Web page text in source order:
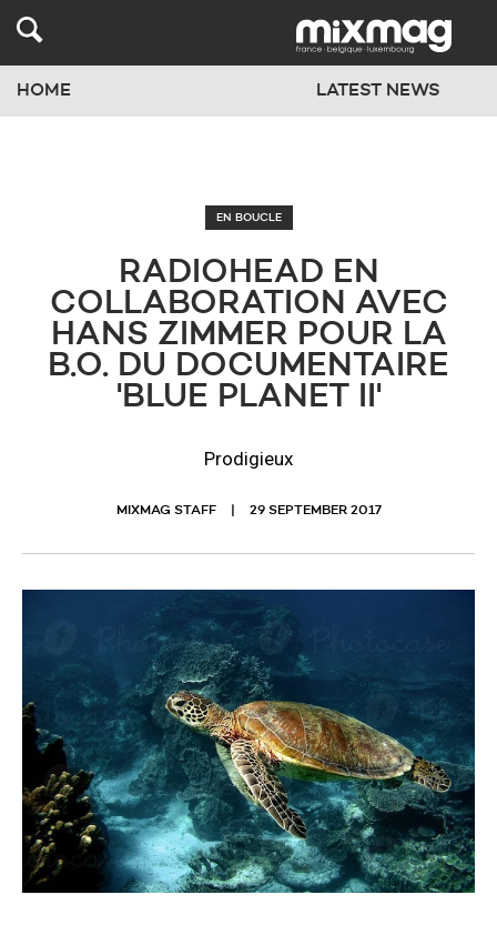
HOME LATEST NEWS
EN BOUCLE
RADIOHEAD EN
COLLABORATION AVEC
HANS ZIMMER POUR LA
B.O. DU DOCUMENTAIRE
'BLUE PLANET II'
Prodigieux
MIXMAG STAFF 29 SEPTEMBER 2017